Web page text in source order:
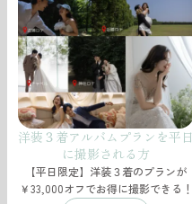
洋装３着アルバムプランを平日
に撮影される方
【平日限定】洋装３着のプランが
￥33,000オフでお得に撮影できる！